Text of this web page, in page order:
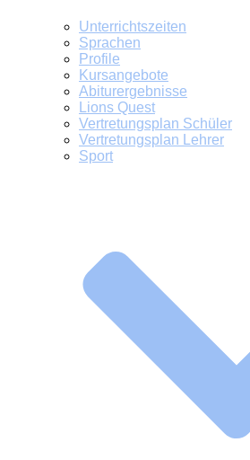
Unterrichtszeiten
Sprachen
Profile
Kursangebote
Abiturergebnisse
Lions Quest
Vertretungsplan Schüler
Vertretungsplan Lehrer
Sport